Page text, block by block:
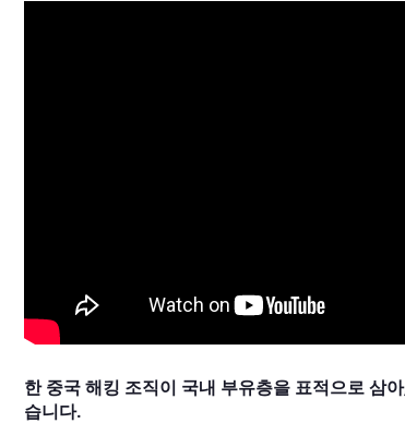
한 중국 해킹 조직이 국내 부유층을 표적으로 삼
습니다.